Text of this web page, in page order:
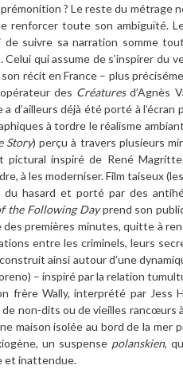
émonition ? Le reste du métrage
renforcer toute son ambiguïté.
de suivre sa narration somme
qui assume de s’inspirer du
récit en France – plus précis
des Créaturesd’Agnès
a d’ailleurs déjà étéporté à l’écran
àtordre le réalisme
Story) perçu à travers plusieurs
pictural inspiréde René
à les moderniser. Film taiseux
du hasard et porté par des
the Following Dayprend son
premières minutes, quitte à
entre les criminels, leurs
ainsi autour d’une
– inspiré par la relation
frère Wally, interprété par Jess
de non-dits ou de vieilles rancœurs
maison isolée au bord de la mer
ène, un suspense polanskien,
et inattendue.